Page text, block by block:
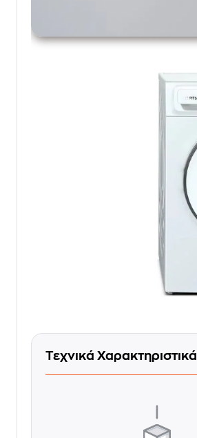
Τεχνικά Χαρακτηριστικά